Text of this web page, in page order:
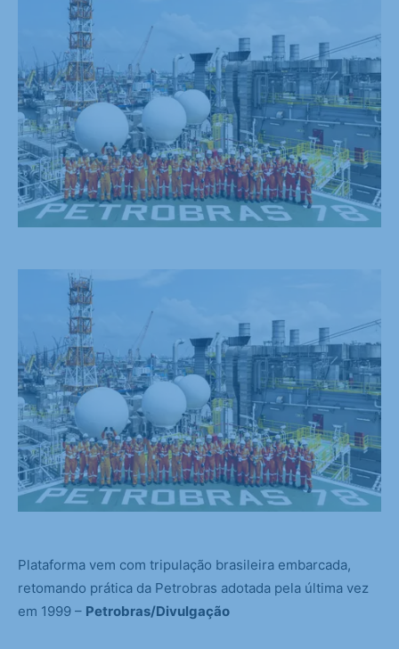
Plataforma vem com tripulação brasileira embarcada,
retomando prática da Petrobras adotada pela última vez
em 1999 – Petrobras/Divulgação